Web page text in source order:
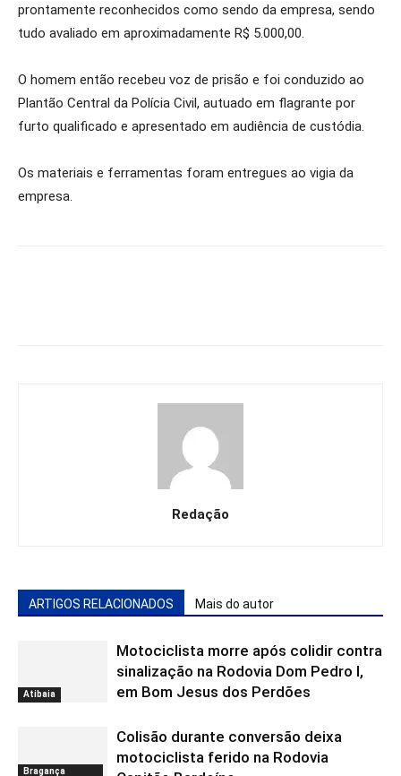
prontamente reconhecidos como sendo da empresa, sendo
tudo avaliado em aproximadamente R$ 5.000,00.
O homem então recebeu voz de prisão e foi conduzido ao
Plantão Central da Polícia Civil, autuado em flagrante por
furto qualificado e apresentado em audiência de custódia.
Os materiais e ferramentas foram entregues ao vigia da
empresa.
Redação
ARTIGOS RELACIONADOS Mais do autor
Atibaia
Motociclista morre após colidir contra
sinalização na Rodovia Dom Pedro I,
em Bom Jesus dos Perdões
Bragança
Colisão durante conversão deixa
motociclista ferido na Rodovia